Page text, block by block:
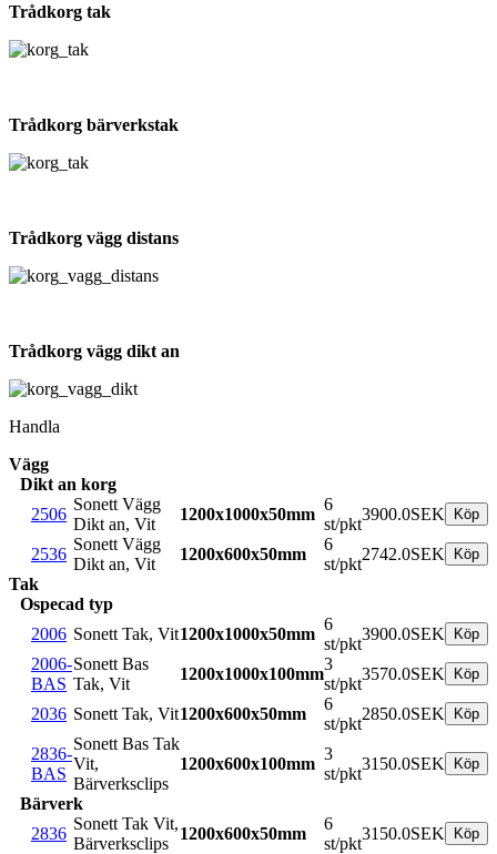
Trådkorg tak
Trådkorg bärverkstak
Trådkorg vägg distans
Trådkorg vägg dikt an
Handla
Vägg
Dikt an korg
2506
Sonett Vägg
Dikt an, Vit
1200x1000x50mm
6
st/pkt
3900.0SEK
2536
Sonett Vägg
Dikt an, Vit
1200x600x50mm
6
st/pkt
2742.0SEK
Tak
Ospecad typ
2006 Sonett Tak, Vit1200x1000x50mm
6
st/pkt
3900.0SEK
2006-
BAS
Sonett Bas
Tak, Vit
1200x1000x100mm
3
st/pkt
3570.0SEK
2036 Sonett Tak, Vit1200x600x50mm
6
st/pkt
2850.0SEK
2836-
BAS
Sonett Bas Tak
Vit,
Bärverksclips
1200x600x100mm
3
st/pkt
3150.0SEK
Bärverk
2836
Sonett Tak Vit,
Bärverksclips
1200x600x50mm
6
st/pkt
3150.0SEK